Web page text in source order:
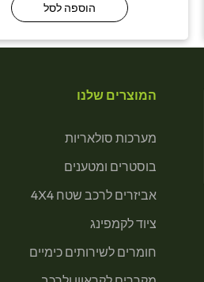
הוספה לסל
המוצרים שלנו
מערכות סולאריות
בוסטרים ומטענים
אביזרים לרכב שטח 4X4
ציוד לקמפינג
חומרים לשירותים כימיים